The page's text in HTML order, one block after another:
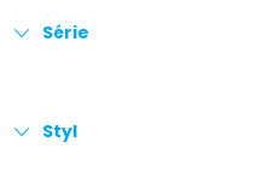
Série
Styl